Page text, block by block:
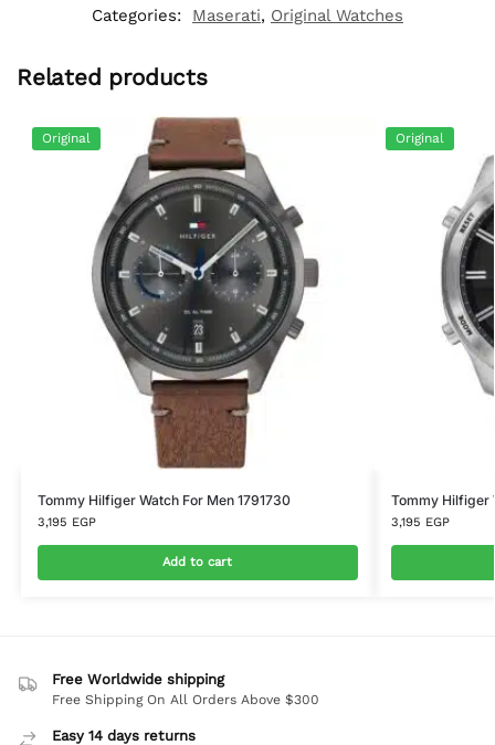
Categories:
Maserati, Original Watches
Related products
Original
Tommy Hilfiger Watch For Men 1791730
3,195 EGP
Add to cart
Original
Tommy Hilfiger
3,195 EGP
Free Worldwide shipping
Free Shipping On All Orders Above $300
Easy 14 days returns